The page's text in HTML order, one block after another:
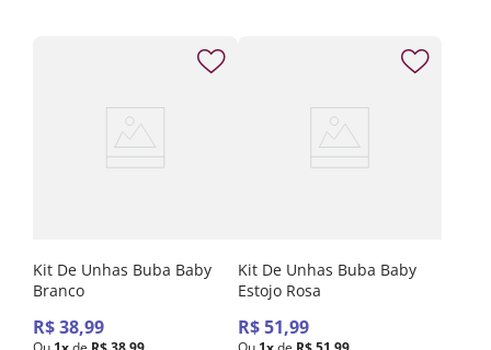
Kit De Unhas Buba Baby
Branco
R$38,99
Kit De Unhas Buba Baby
Estojo Rosa
R$ 51,99